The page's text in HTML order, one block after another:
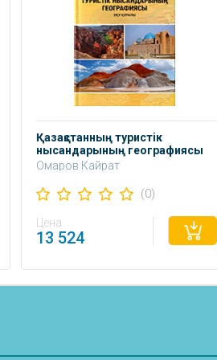
Қазақстанның туристік
нысандарының географиясы
Омаров Кайрат
(0)
Цена
13 524